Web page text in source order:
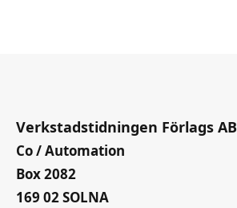
Verkstadstidningen Förlags AB
Co / Automation
Box 2082
169 02 SOLNA